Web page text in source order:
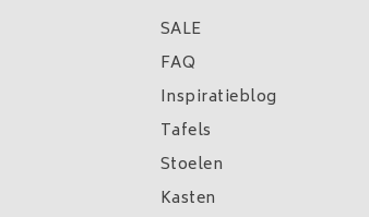
SALE
FAQ
Inspiratieblog
Tafels
Stoelen
Kasten